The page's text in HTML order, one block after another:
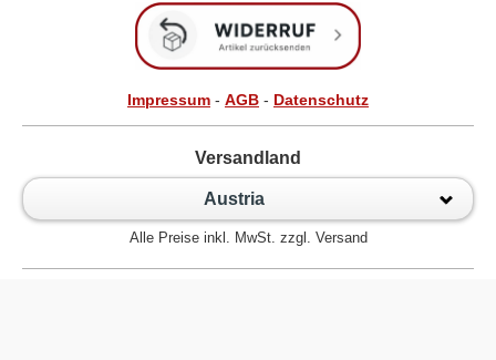
Impressum - AGB - Datenschutz
Versandland
Austria
Alle Preise inkl. MwSt. zzgl. Versand